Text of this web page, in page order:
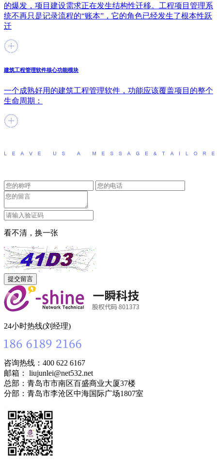
的爆发，项目建设需求正在发生结构性迁移。工程项目管理系
统不再只是记录流程的“账本”，它的角色已经发生了根本性跃
迁
建筑工程管理软件核心功能模块
一个成熟好用的建筑工程管理软件，功能应该覆盖项目的整个
生命周期：
看不清，换一张
24小时热线(刘经理)
咨询热线：400 622 6167
邮箱： liujunlei@net532.net
总部：青岛市市南区百盛商业大厦37楼
分部：青岛市李沧区中海国际广场1807室